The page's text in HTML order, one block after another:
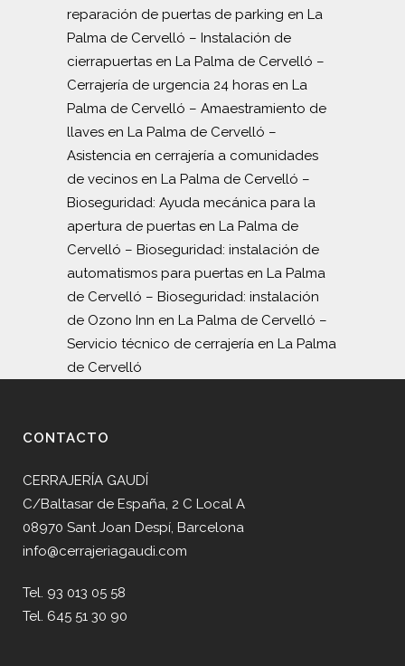
reparación de puertas de parking en La
Palma de Cervelló – Instalación de
cierrapuertas en La Palma de Cervelló –
Cerrajería de urgencia 24 horas en La
Palma de Cervelló – Amaestramiento de
llaves en La Palma de Cervelló –
Asistencia en cerrajería a comunidades
de vecinos en La Palma de Cervelló –
Bioseguridad: Ayuda mecánica para la
apertura de puertas en La Palma de
Cervelló – Bioseguridad: instalación de
automatismos para puertas en La Palma
de Cervelló – Bioseguridad: instalación
de Ozono Inn en La Palma de Cervelló –
Servicio técnico de cerrajería en La Palma
de Cervelló
CONTACTO
CERRAJERÍA GAUDÍ
C/Baltasar de España, 2 C Local A
08970 Sant Joan Despí, Barcelona
info@cerrajeriagaudi.com
Tel. 93 013 05 58
Tel. 645 51 30 90